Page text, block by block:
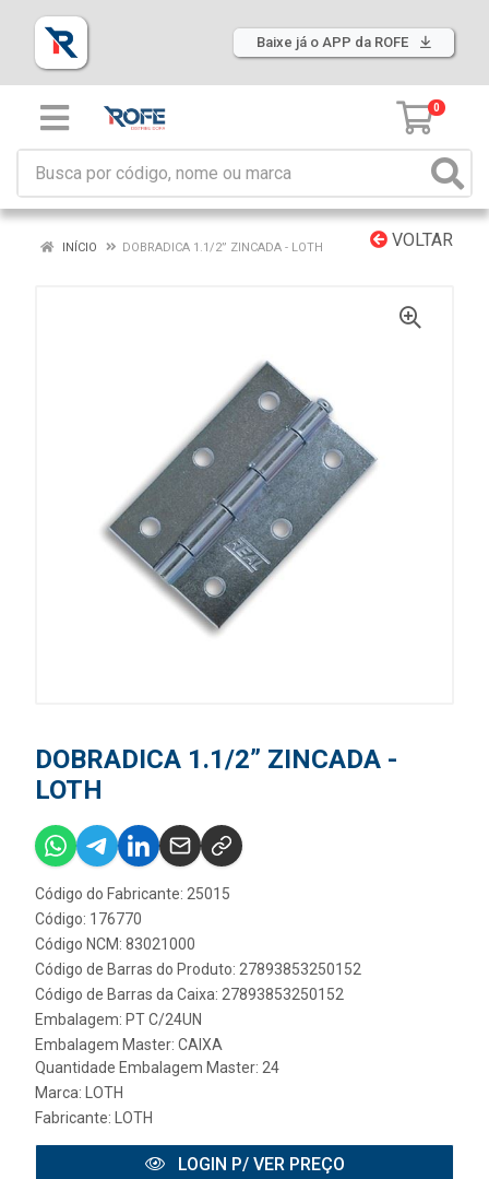
Baixe já o APP da ROFE
0
VOLTAR
INÍCIO DOBRADICA 1.1/2” ZINCADA - LOTH
DOBRADICA 1.1/2” ZINCADA -
LOTH
Código do Fabricante: 25015
Código: 176770
Código NCM: 83021000
Código de Barras do Produto: 27893853250152
Código de Barras da Caixa: 27893853250152
Embalagem: PT C/24UN
Embalagem Master: CAIXA
Quantidade Embalagem Master: 24
Marca:
LOTH
Fabricante:
LOTH
LOGIN P/ VER PREÇO